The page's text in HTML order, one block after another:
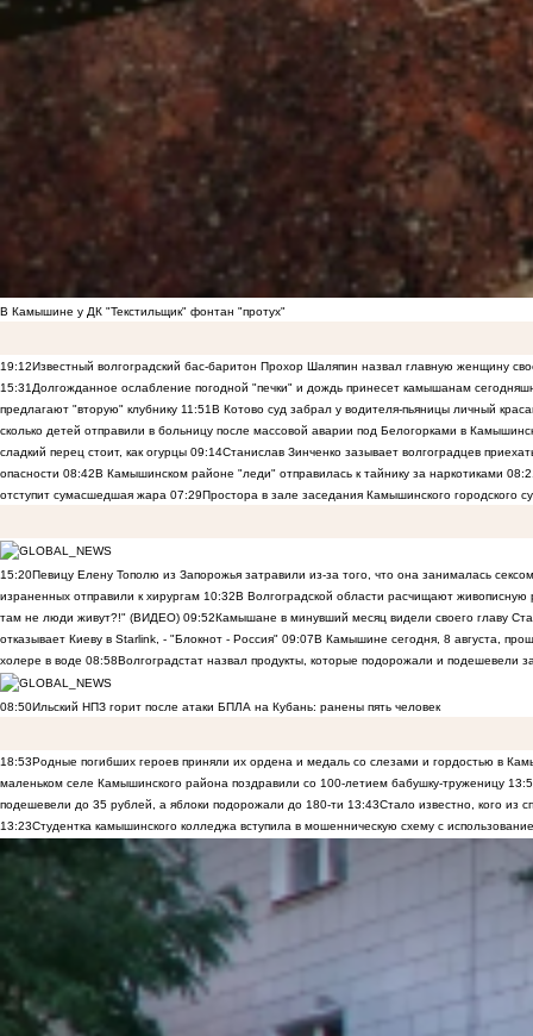
В Камышине у ДК "Текстильщик" фонтан "протух"
19:12Известный волгоградский бас-баритон Прохор Шаляпин назвал главную женщину
15:31Долгожданное ослабление погодной "печки" и дождь принесет камышанам
предлагают "вторую" клубнику 11:51В Котово суд забрал у водителя-пьяницы личный
сколько детей отправили в больницу после массовой аварии под Белогорками в
сладкий перец стоит, как огурцы 09:14Станислав Зинченко зазывает волгоградцев
опасности 08:42В Камышинском районе "леди" отправилась к тайнику за наркотиками
отступит сумасшедшая жара 07:29Простора в зале заседания Камышинского городского
15:20Певицу Елену Тополю из Запорожья затравили из-за того, что она занималась
израненных отправили к хирургам 10:32В Волгоградской области расчищают
там не люди живут?!" (ВИДЕО) 09:52Камышане в минувший месяц видели своего главу
отказывает Киеву в Starlink, - "Блокнот - Россия" 09:07В Камышине сегодня, 8 августа,
холере в воде 08:58Волгоградстат назвал продукты, которые подорожали и подешевели
08:50Ильский НПЗ горит после атаки БПЛА на Кубань: ранены пять человек
18:53Родные погибших героев приняли их ордена и медаль со слезами и гордостью в
маленьком селе Камышинского района поздравили со 100-летием бабушку-труженицу
подешевели до 35 рублей, а яблоки подорожали до 180-ти 13:43Стало известно, кого из
13:23Студентка камышинского колледжа вступила в мошенническую схему с